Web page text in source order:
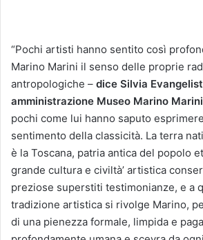
“Pochi artisti hanno sentito così
Marino Marini il senso delle proprie
antropologiche – dice Silvia
amministrazione Museo Marino
pochi come lui hanno saputo
sentimento della classicità. La terra
è la Toscana, patria antica del popolo
grande cultura e civiltà’ artistica
preziose superstiti testimonianze, e a
tradizione artistica si rivolge Marino,
di una pienezza formale, limpida e